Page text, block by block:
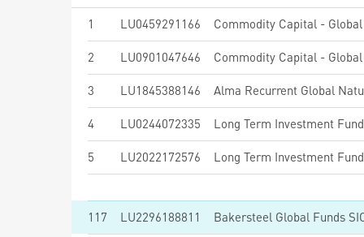
1
LU0459291166 Commodity Capital -
2 LU0901047646 Commodity Capital -
3 LU1845388146 Alma Recurrent Global
4 LU0244072335
5 LU2022172576
117 LU2296188811 Bakersteel Global Funds